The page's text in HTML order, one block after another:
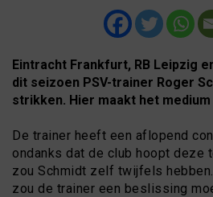
Eintracht Frankfurt, RB Leipzig
dit seizoen PSV-trainer Roger
strikken. Hier maakt het medium
De trainer heeft een aflopend
ondanks dat de club hoopt deze
zou Schmidt zelf twijfels
zou de trainer een beslissing